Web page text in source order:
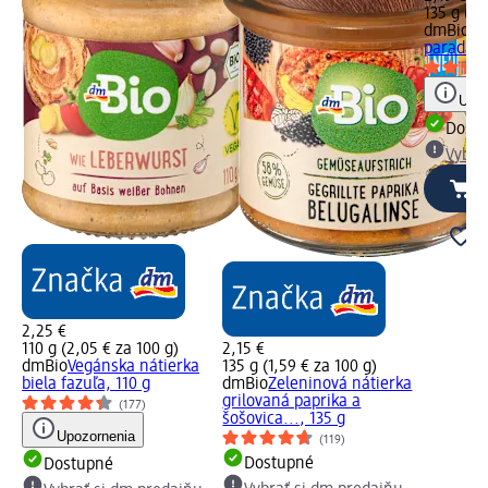
2,25 €
110 g (2,05 € za 100 g)
dmBioVegánska nátierka
biela fazuľa, 110 g
(177)
Upozornenia
Dostupné
2,15 €
135 g (1,59 € za 100 g)
dmBioZeleninová nátierka
grilovaná paprika a
šošovica..., 135 g
(119)
Dostupné
135 g
dmBio